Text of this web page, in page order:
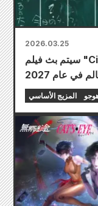
2026.03.25
سيتم بث فيلم "City Hunter 2" من إنتاج نتفليكس
المزيج الأساسي